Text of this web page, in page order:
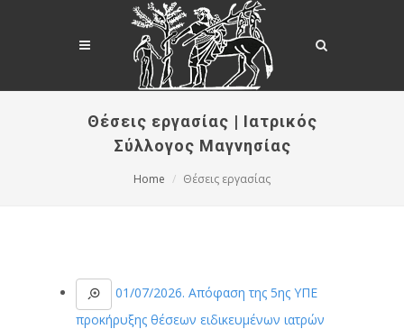
Θέσεις εργασίας | Ιατρικός
Σύλλογος Μαγνησίας
Home Θέσεις εργασίας
01/07/2026. Απόφαση της 5ης ΥΠΕ
προκήρυξης θέσεων ειδικευμένων ιατρών